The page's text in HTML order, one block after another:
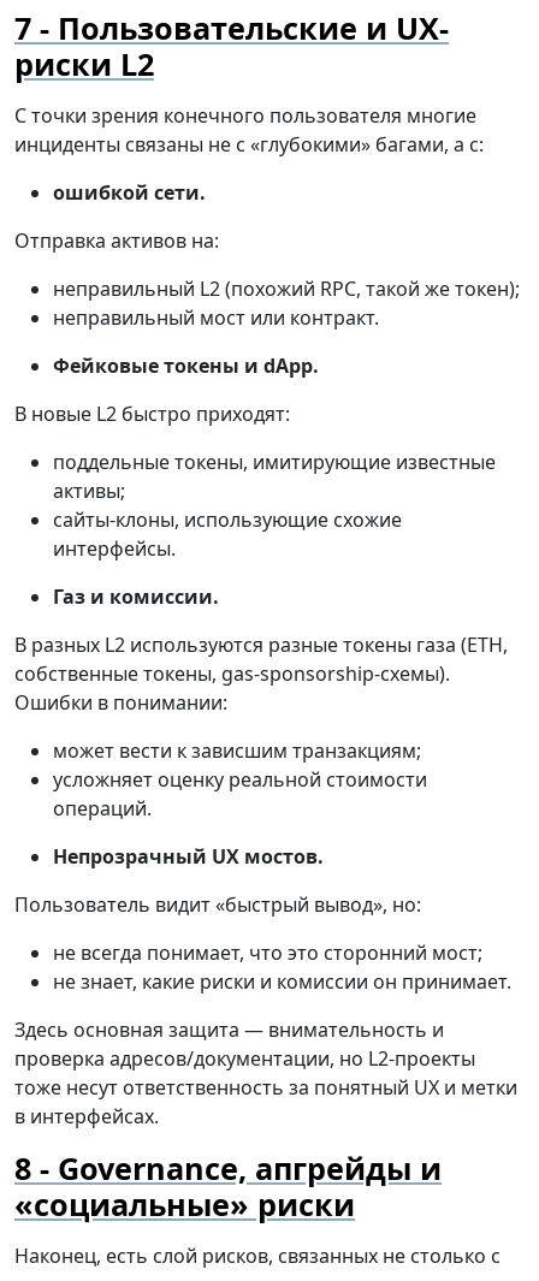
Пользовательские и UX-
риски L2
С точки зрения конечного пользователя многие
инциденты связаны не с «глубокими» багами, а с:
ошибкой сети.
Отправка активов на:
неправильный L2 (похожий RPC, такой же токен);
неправильный мост или контракт.
Фейковые токены и dApp.
В новые L2 быстро приходят:
поддельные токены, имитирующие известные
активы;
сайты-клоны, использующие схожие
интерфейсы.
Газ и комиссии.
В разных L2 используются разные токены газа (ETH,
собственные токены, gas-sponsorship-схемы).
Ошибки в понимании:
может вести к зависшим транзакциям;
усложняет оценку реальной стоимости
операций.
Непрозрачный UX мостов.
Пользователь видит «быстрый вывод», но:
не всегда понимает, что это сторонний мост;
не знает, какие риски и комиссии он принимает.
Здесь основная защита — внимательность и
проверка адресов/документации, но L2-проекты
тоже несут ответственность за понятный UX и метки
в интерфейсах.
Governance, апгрейды и
«социальные» риски
Наконец, есть слой рисков, связанных не столько с